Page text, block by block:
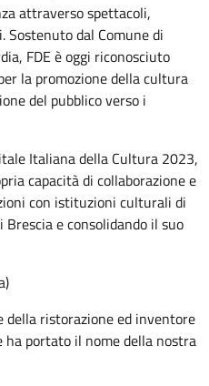
attraverso spettacoli,
dal Comune di
FDE è oggi riconosciuto
la promozione della cultura
del pubblico verso i
Italiana della Cultura 2023,
capacità di collaborazione e
con istituzioni culturali di
e consolidando il suo
ristorazione ed inventore
portato il nome della nostra